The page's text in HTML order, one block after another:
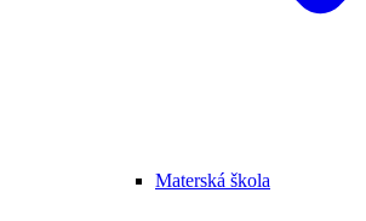
Materská škola